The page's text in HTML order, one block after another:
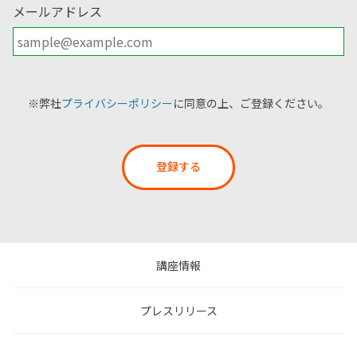
メールアドレス
※弊社プライバシーポリシーに同意の上、ご登録ください。
登録する
講座情報
プレスリリース